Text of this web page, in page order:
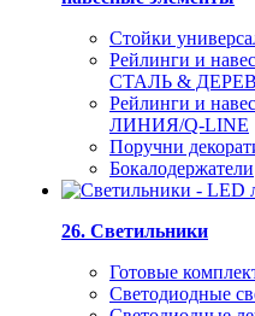
Стойки
Рейлинги и
СТАЛЬ &
Рейлинги и
ЛИНИЯ/Q-LINE
Поручни
Бокалодержатели
26. Светильники
Готовые
Светодиодные